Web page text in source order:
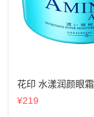
花印 水漾润颜眼霜
¥219